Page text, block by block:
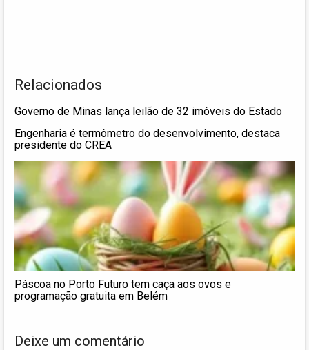
Relacionados
Governo de Minas lança leilão de 32 imóveis do Estado
Engenharia é termômetro do desenvolvimento, destaca
presidente do CREA
Páscoa no Porto Futuro tem caça aos ovos e
programação gratuita em Belém
Deixe um comentário